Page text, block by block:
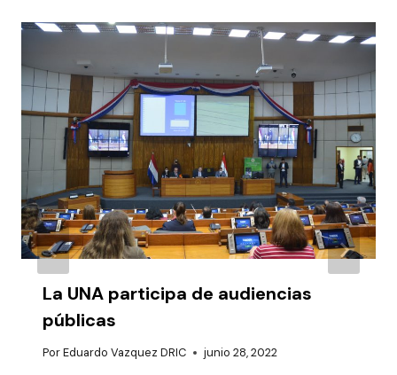
La UNA participa de audiencias
públicas
PorEduardo Vazquez DRIC junio 28, 2022